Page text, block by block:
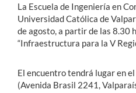
Alumni
La Escuela de Ingeniería en
Universidad Católica de
de agosto, a partir de las 8.30
“Infraestructura para la V
El encuentro tendrá lugar en
(Avenida Brasil 2241,